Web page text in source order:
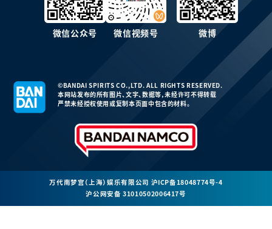
微信公众号 微信视频号 微博
©BANDAI SPIRITS CO.,LTD. ALL RIGHTS RESERVED.
本网站发布的所有图片、文字、数据等，未经许可不得转载
严禁未经授权使用或复制本页面中包含的材料。
万代南梦宫（上海）娱乐有限公司 沪ICP备18048774号-4
沪公网安备 31010502006417号